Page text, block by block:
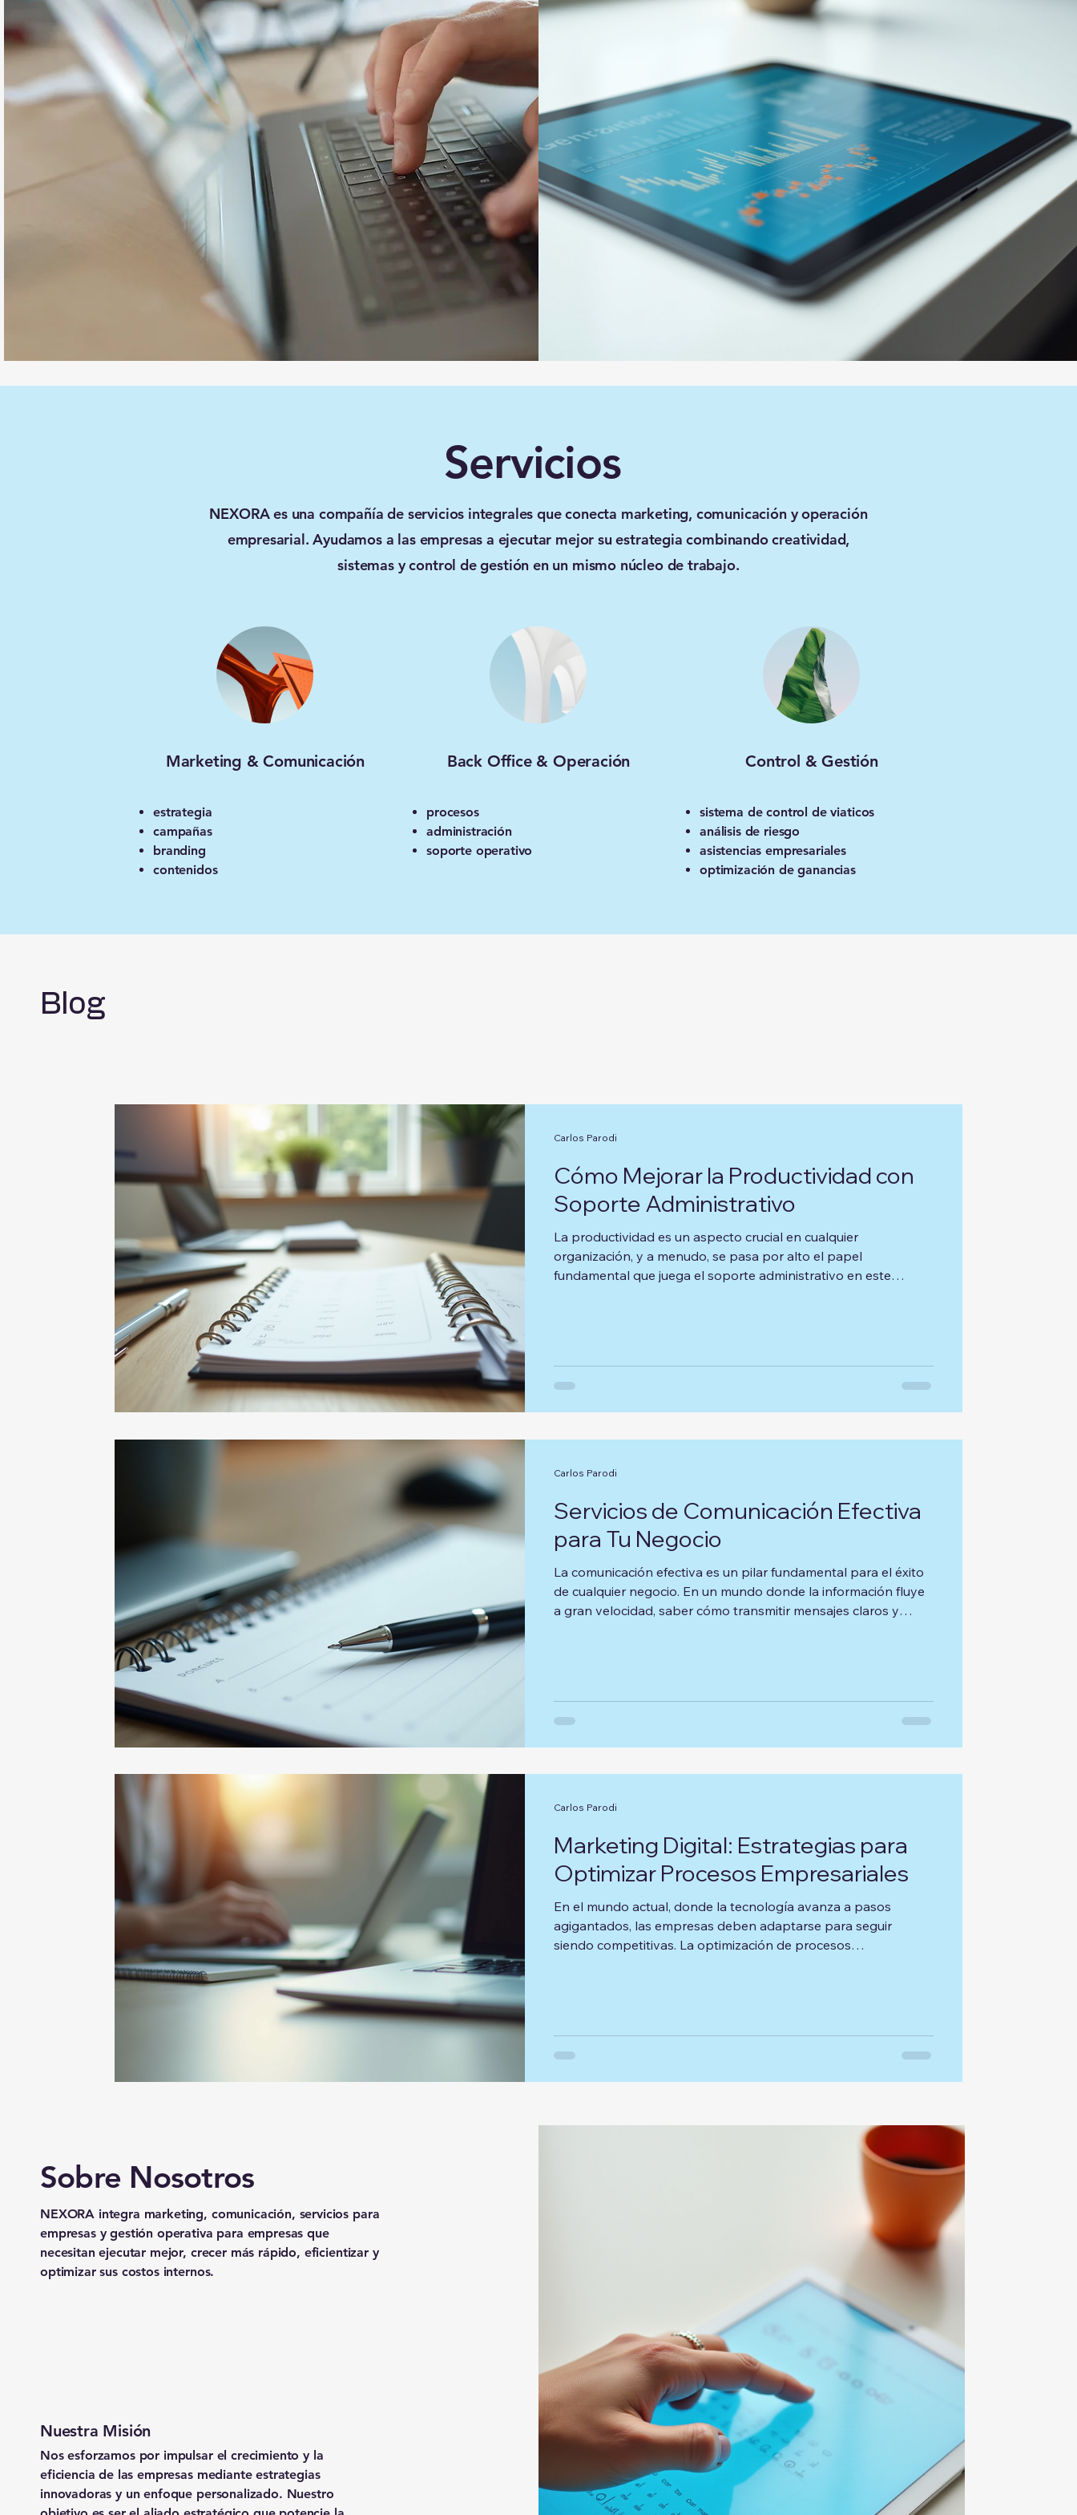
Servicios
NEXORA es una compañía de servicios integrales que conecta marketing, comunicación y operación
empresarial. Ayudamos a las empresas a ejecutar mejor su estrategia combinando creatividad,
sistemas y control de gestión en un mismo núcleo de trabajo.
Marketing & Comunicación
estrategia
campañas
branding
contenidos
Back Office & Operación
procesos
administración
soporte operativo
Control & Gestión
sistema de control de viaticos
análisis de riesgo
asistencias empresariales
optimización de ganancias
Blog
Cómo Mejorar la Productividad con
Soporte Administrativo
La productividad es un aspecto crucial en cualquier
organización, y a menudo, se pasa por alto el papel
fundamental que juega el soporte administrativo en este
mediante un soporte administrativo adecuado, destacando
estrategias prácticas
Carlos Parodi
Servicios de Comunicación Efectiva
para Tu Negocio
La comunicación efectiva es un pilar fundamental para el éxito
de cualquier negocio. En un mundo donde la información fluye
a gran velocidad, saber cómo transmitir mensajes claros y
Importancia de la Comunicación Efectiva La comunicaci
Carlos Parodi
Marketing Digital: Estrategias para
Optimizar Procesos Empresariales
En el mundo actual, donde la tecnología avanza a pasos
agigantados, las empresas deben adaptarse para seguir
siendo competitivas. La optimización de procesos
Importancia del Marketing Digital El marketing digital se ha
convertido en una herramienta e
Carlos Parodi
Sobre Nosotros
NEXORA integra marketing, comunicación, servicios para
empresas y gestión operativa para empresas que
necesitan ejecutar mejor, crecer más rápido, eficientizar y
optimizar sus costos internos.
Nuestra Misión
Nos esforzamos por impulsar el crecimiento y la
eficiencia de las empresas mediante estrategias
innovadoras y un enfoque personalizado. Nuestro